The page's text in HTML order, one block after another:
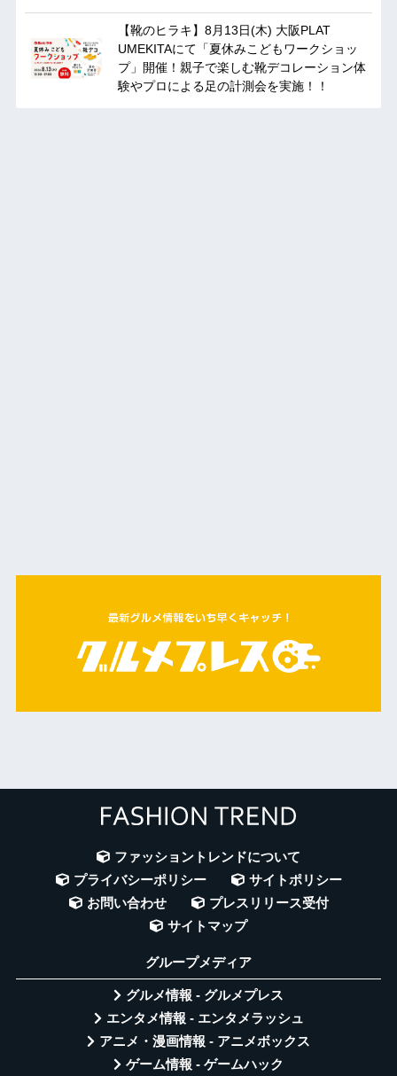
【靴のヒラキ】8月13日(木) 大阪PLAT
UMEKITAにて「夏休みこどもワークショッ
プ」開催！親子で楽しむ靴デコレーション体
験やプロによる足の計測会を実施！！
ファッショントレンドについて
プライバシーポリシー
サイトポリシー
お問い合わせ
プレスリリース受付
サイトマップ
グループメディア
グルメ情報 - グルメプレス
エンタメ情報 - エンタメラッシュ
アニメ・漫画情報 - アニメボックス
ゲーム情報 - ゲームハック